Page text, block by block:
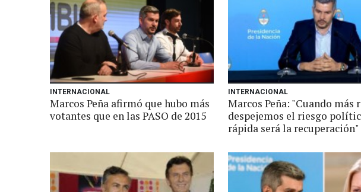
INTERNACIONAL
Marcos Peña afirmó que hubo más
votantes que en las PASO de 2015
INTERNACIONAL
Marcos Peña: "Cuando más
despejemos el riesgo
rápida será la recuperación"